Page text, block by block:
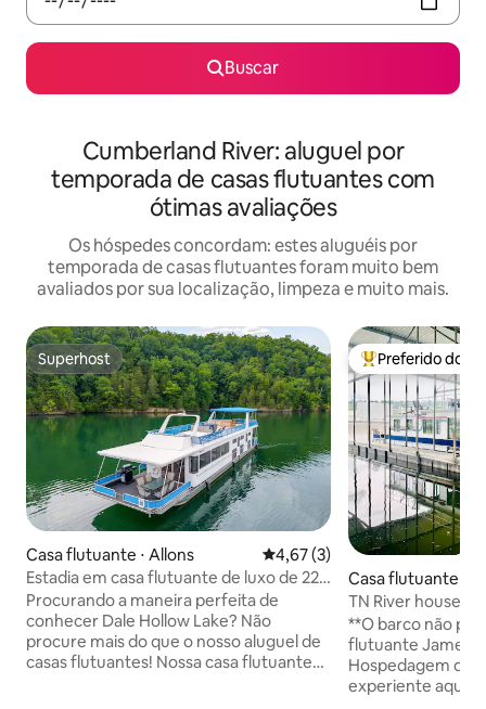
Buscar
Cumberland River: aluguel por
temporada de casas flutuantes com
ótimas avaliações
Os hóspedes concordam: estes aluguéis por
temporada de casas flutuantes foram muito bem
avaliados por sua localização, limpeza e muito mais.
Superhost
Superhost
Casa flutuante ⋅ Allons 4,67 de uma avaliação média
4,67 (3)
Estadia em casa flutuante de luxo de 22
metros em Dale Hollow Lake + Wi-Fi
Procurando a maneira perfeita de
conhecer Dale Hollow Lake? Não
procure mais do que o nosso aluguel de
casas flutuantes! Nossa casa flutuante
Entre os
Preferido dos
Casa flutuante ⋅
TN River
com carrinho de
**O barco não
flutuante
Hospedagem de
experiente aqui